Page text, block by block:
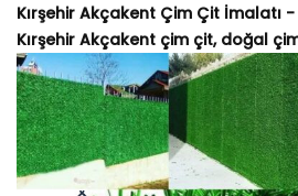
Kırşehir Akçakent Çim Çit İmalatı
Kırşehir Akçakent çim çit, doğal